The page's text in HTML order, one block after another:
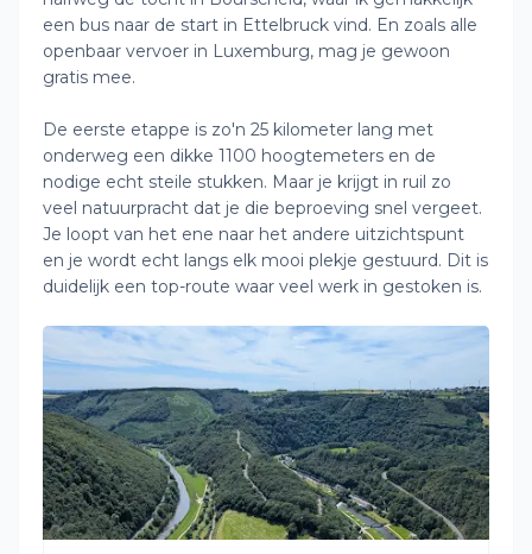
een bus naar de start in Ettelbruck vind. En zoals alle
openbaar vervoer in Luxemburg, mag je gewoon
gratis mee.
De eerste etappe is zo'n 25 kilometer lang met
onderweg een dikke 1100 hoogtemeters en de
nodige echt steile stukken. Maar je krijgt in ruil zo
veel natuurpracht dat je die beproeving snel vergeet.
Je loopt van het ene naar het andere uitzichtspunt
en je wordt echt langs elk mooi plekje gestuurd. Dit is
duidelijk een top-route waar veel werk in gestoken is.